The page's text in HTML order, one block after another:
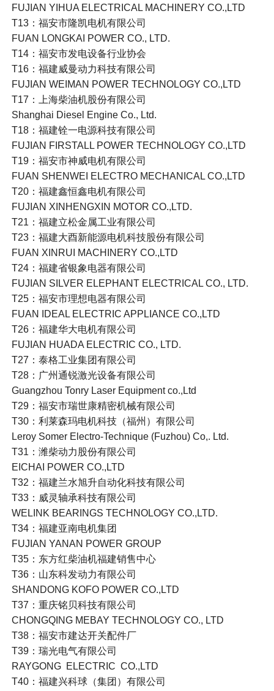
FUJIAN YIHUA ELECTRICAL MACHINERY CO.,LTD
T13：福安市隆凯电机有限公司
FUAN LONGKAI POWER CO., LTD.
T14：福安市发电设备行业协会
T16：福建威曼动力科技有限公司
FUJIAN WEIMAN POWER TECHNOLOGY CO.,LTD
T17：上海柴油机股份有限公司
Shanghai Diesel Engine Co., Ltd.
T18：福建铨一电源科技有限公司
FUJIAN FIRSTALL POWER TECHNOLOGY CO.,LTD
T19：福安市神威电机有限公司
FUAN SHENWEI ELECTRO MECHANICAL CO.,LTD
T20：福建鑫恒鑫电机有限公司
FUJIAN XINHENGXIN MOTOR CO.,LTD.
T21：福建立松金属工业有限公司
T23：福建大酉新能源电机科技股份有限公司
FUAN XINRUI MACHINERY CO.,LTD
T24：福建省银象电器有限公司
FUJIAN SILVER ELEPHANT ELECTRICAL CO., LTD.
T25：福安市理想电器有限公司
FUAN IDEAL ELECTRIC APPLIANCE CO.,LTD
T26：福建华大电机有限公司
FUJIAN HUADA ELECTRIC CO., LTD.
T27：泰格工业集团有限公司
T28：广州通锐激光设备有限公司
Guangzhou Tonry Laser Equipment co.,Ltd
T29：福安市瑞世康精密机械有限公司
T30：利莱森玛电机科技（福州）有限公司
Leroy Somer Electro-Technique (Fuzhou) Co,. Ltd.
T31：潍柴动力股份有限公司
EICHAI POWER CO.,LTD
T32：福建兰水旭升自动化科技有限公司
T33：威灵轴承科技有限公司
WELINK BEARINGS TECHNOLOGY CO.,LTD.
T34：福建亚南电机集团
FUJIAN YANAN POWER GROUP
T35：东方红柴油机福建销售中心
T36：山东科发动力有限公司
SHANDONG KOFO POWER CO.,LTD
T37：重庆铭贝科技有限公司
CHONGQING MEBAY TECHNOLOGY CO., LTD
T38：福安市建达开关配件厂
T39：瑞光电气有限公司
RAYGONG ELECTRIC CO.,LTD
T40：福建兴科球（集团）有限公司